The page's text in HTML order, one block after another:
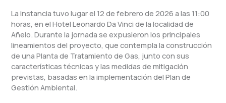
La instancia tuvo lugar el 12 de febrero de 2026 a las 11:00
horas, en el Hotel Leonardo Da Vinci de la localidad de
Añelo. Durante la jornada se expusieron los principales
lineamientos del proyecto, que contempla la construcción
de una Planta de Tratamiento de Gas, junto con sus
características técnicas y las medidas de mitigación
previstas, basadas en la implementación del Plan de
Gestión Ambiental.